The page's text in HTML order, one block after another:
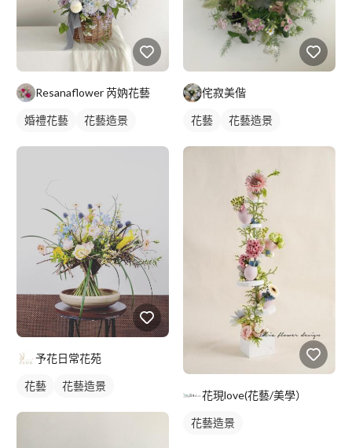
Resanaflower 芮妠花藝
婚禮花藝 花藝造景
予花日常花苑
花藝 花藝造景
侘寂美偕
花藝 花藝造景
花現love(花藝/美學）
花藝造景